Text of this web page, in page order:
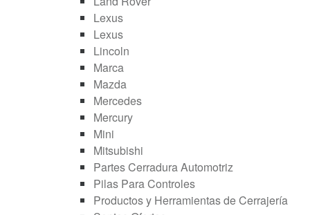
Lexus
Lexus
Lincoln
Marca
Mazda
Mercedes
Mercury
Mini
Mitsubishi
Partes Cerradura Automotriz
Pilas Para Controles
Productos y Herramientas de Cerrajería